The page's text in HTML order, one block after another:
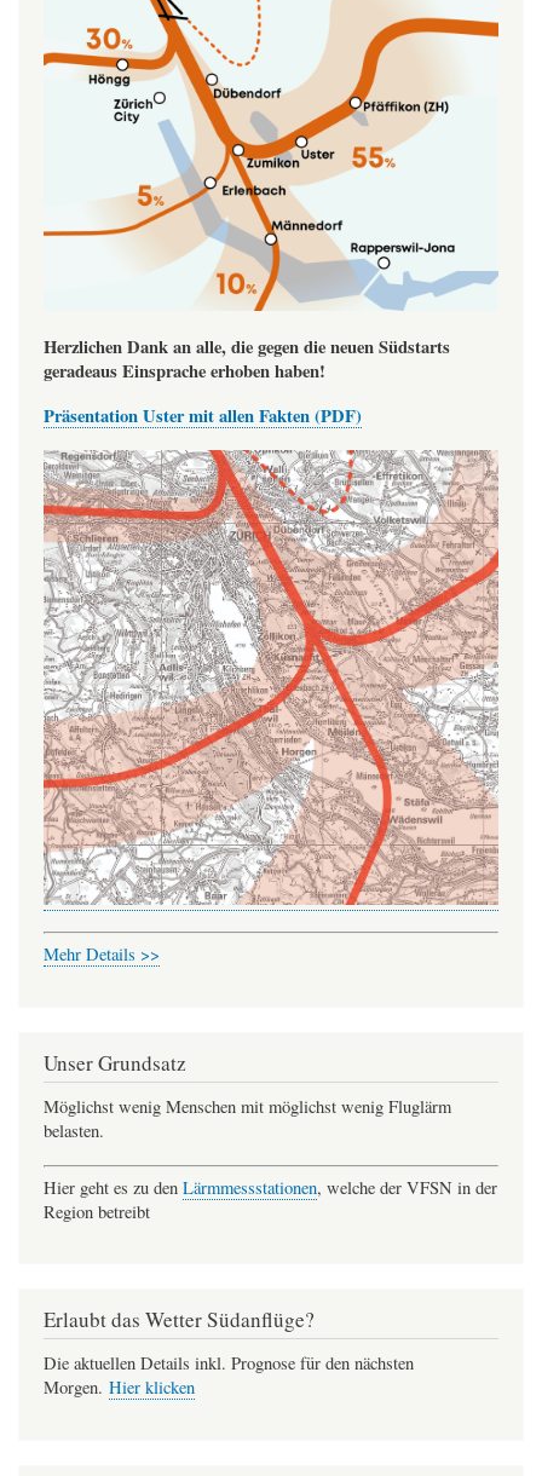
Herzlichen Dank an alle, die gegen die neuen Südstarts
geradeaus Einsprache erhoben haben!
Präsentation Uster mit allen Fakten (PDF)
Mehr Details >>
Unser Grundsatz
Möglichst wenig Menschen mit möglichst wenig Fluglärm
belasten.
Hier geht es zu den Lärmmessstationen, welche der VFSN in der
Region betreibt
Erlaubt das Wetter Südanflüge?
Die aktuellen Details inkl. Prognose für den nächsten
Morgen. Hier klicken